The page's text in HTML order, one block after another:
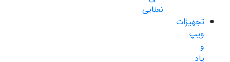
نعنایی
تجهیزات
ویپ
و
پاد